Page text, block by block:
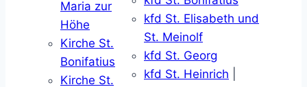
Maria zur
Höhe
Kirche St.
Bonifatius
Kirche St.
kfd St. Elisabeth und
St. Meinolf
kfd St. Georg
kfd St. Heinrich